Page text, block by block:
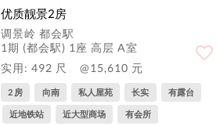
优质靓景2房
调景岭 都会駅
1期 (都会駅) 1座 高层 A室
实用: 492 尺
@15,610 元
2 房 向南 私人屋苑 长实 有露台
近地铁站 近大型商场 有会所